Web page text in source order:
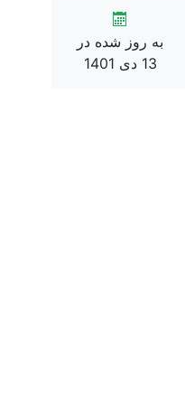
به روز شده در
13 دی 1401